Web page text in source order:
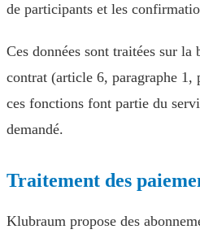
de participants et les
Ces données sont traitées sur la
contrat (article 6, paragraphe
ces fonctions font partie du
demandé.
Traitement des
Klubraum propose des